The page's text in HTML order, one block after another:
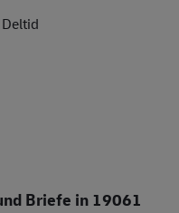
Deltid
Briefe in 19061